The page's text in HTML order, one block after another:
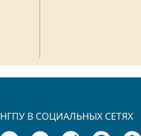
НГПУ В СОЦИАЛЬНЫХ СЕТЯХ